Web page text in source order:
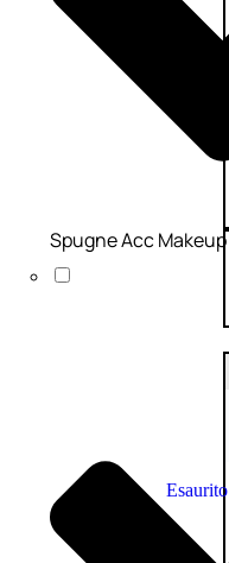
Esaurito
Spugne Acc Makeup